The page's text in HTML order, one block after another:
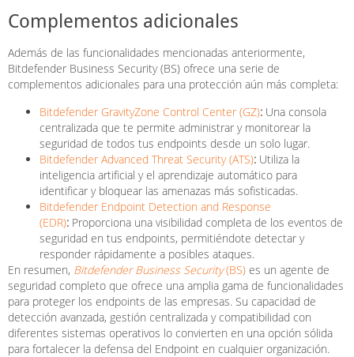
Complementos adicionales
Además de las funcionalidades mencionadas anteriormente,
Bitdefender Business Security (BS) ofrece una serie de
complementos adicionales para una protección aún más completa:
Bitdefender GravityZone Control Center (GZ): Una consola
centralizada que te permite administrar y monitorear la
seguridad de todos tus endpoints desde un solo lugar.
Bitdefender Advanced Threat Security (ATS): Utiliza la
inteligencia artificial y el aprendizaje automático para
identificar y bloquear las amenazas más sofisticadas.
Bitdefender Endpoint Detection and Response
(EDR): Proporciona una visibilidad completa de los eventos de
seguridad en tus endpoints, permitiéndote detectar y
responder rápidamente a posibles ataques.
En resumen, Bitdefender Business Security(BS) es un agente de
seguridad completo que ofrece una amplia gama de funcionalidades
para proteger los endpoints de las empresas. Su capacidad de
detección avanzada, gestión centralizada y compatibilidad con
diferentes sistemas operativos lo convierten en una opción sólida
para fortalecer la defensa del Endpoint en cualquier organización.